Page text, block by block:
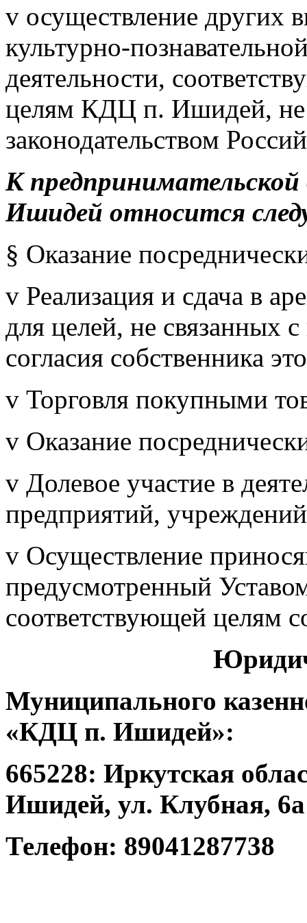
v осуществление других
культурно-
деятельности,
целям КДЦ п. Ишидей, не
законодательством
К
Ишидей относится
§ Оказание
v Реализация и сдача в
для целей, не связанных
согласия собственника
v Торговля покупными
v Оказание
v Долевое участие в
предприятий,
v Осуществление
предусмотренный
соответствующей целям
Муниципального
«КДЦ п. Ишидей»:
665228: Иркутская
Ишидей, ул. Клубная, 6а
Телефон: 89041287738